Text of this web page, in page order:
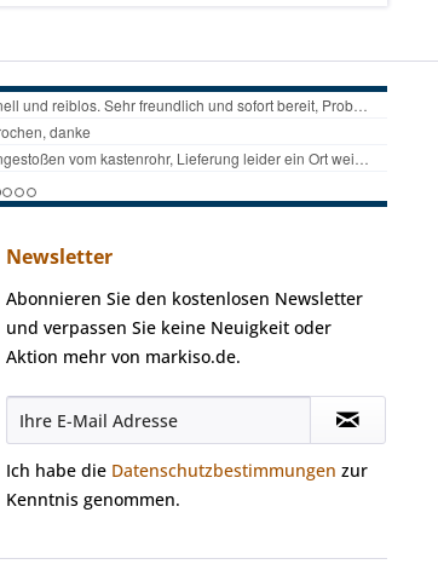
Newsletter
Abonnieren Sie den kostenlosen Newsletter
und verpassen Sie keine Neuigkeit oder
Aktion mehr von markiso.de.
Ich habe die Datenschutzbestimmungen zur
Kenntnis genommen.